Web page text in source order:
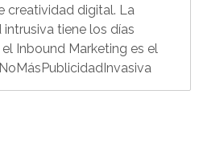
creatividad digital. La
tiene los días
Inbound Marketing es el